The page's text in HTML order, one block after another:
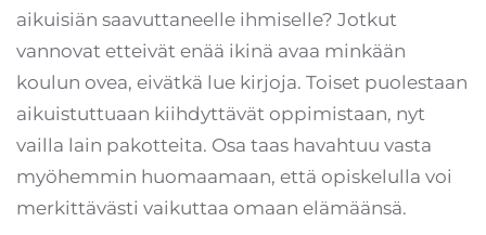
aikuisiän saavuttaneelle ihmiselle? Jotkut
vannovat etteivät enää ikinä avaa minkään
koulun ovea, eivätkä lue kirjoja. Toiset puolestaan
aikuistuttuaan kiihdyttävät oppimistaan, nyt
vailla lain pakotteita. Osa taas havahtuu vasta
myöhemmin huomaamaan, että opiskelulla voi
merkittävästi vaikuttaa omaan elämäänsä.